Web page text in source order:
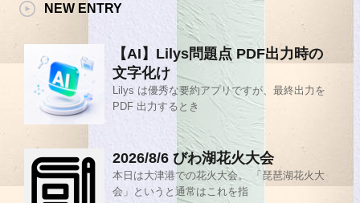
NEW ENTRY
【AI】Lilys問題点 PDF出力時の
文字化け
Lilys は優秀な要約アプリですが、最終出力を
PDF 出力するとき
2026/8/6 びわ湖花火大会
本日は大津港での花火大会。 「琵琶湖花火大
会」というと通常はこれを指